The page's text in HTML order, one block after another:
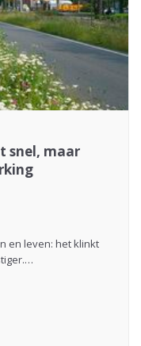
snel, maar
en leven: het klinkt